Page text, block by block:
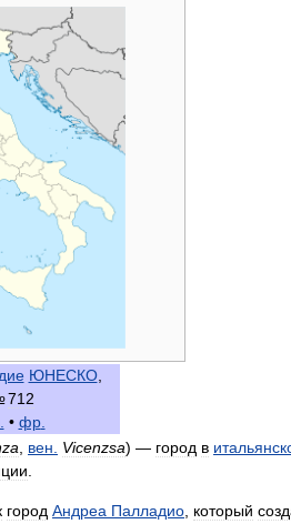
ЮНЕСКО,
712
• фр.
вен Vicenzsa) — город в
город Андреа Палладио который